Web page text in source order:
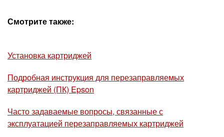
Смотрите также:
Установка картриджей
Подробная инструкция для перезаправляемых
картриджей (ПК) Epson
Часто задаваемые вопросы, связанные с
эксплуатацией перезаправляемых картриджей